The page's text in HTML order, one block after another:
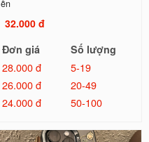
ền
32.000 đ
Đơn giá
Số lượng
28.000 đ
5-19
26.000 đ
20-49
24.000 đ
50-100